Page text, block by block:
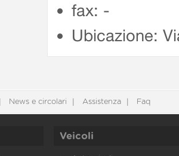
fax: -
Ubicazione:
News e circolari Assistenza Faq
Veicoli